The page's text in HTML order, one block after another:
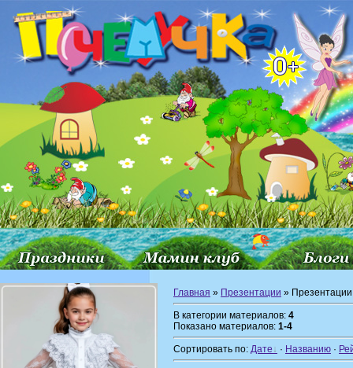
Главная » Презентации »
В категории материалов: 4
Показано материалов: 1-4
Сортировать по: Дате · Названию ·